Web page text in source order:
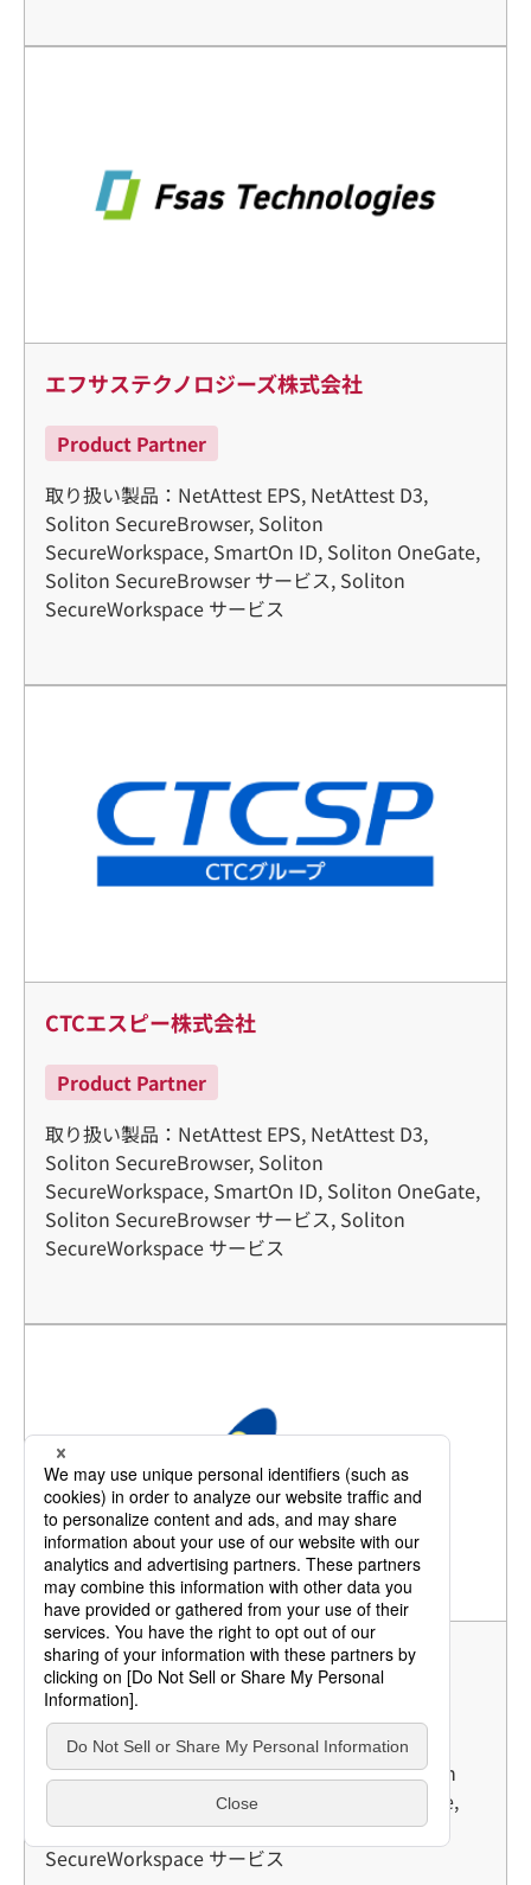
エフサステクノロジーズ株式会社
Product Partner
取り扱い製品：NetAttest EPS, NetAttest D3,
Soliton SecureBrowser, Soliton
SecureWorkspace, SmartOn ID, Soliton OneGate,
Soliton SecureBrowser サービス, Soliton
SecureWorkspace サービス
CTCエスピー株式会社
Product Partner
取り扱い製品：NetAttest EPS, NetAttest D3,
Soliton SecureBrowser, Soliton
SecureWorkspace, SmartOn ID, Soliton OneGate,
Soliton SecureBrowser サービス, Soliton
SecureWorkspace サービス
萩原テクノソリューションズ株式会社
OneGate Partner
Product Partner
取り扱い製品：Soliton SecureBrowser, Soliton
SecureWorkspace, FileZen S, Soliton OneGate,
Soliton SecureBrowser サービス, Soliton
SecureWorkspace サービス